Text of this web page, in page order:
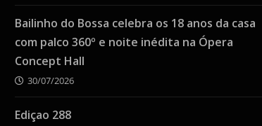
Bailinho do Bossa celebra os 18 anos da casa
com palco 360º e noite inédita na Ópera
Concept Hall
30/07/2026
Ediçao 288